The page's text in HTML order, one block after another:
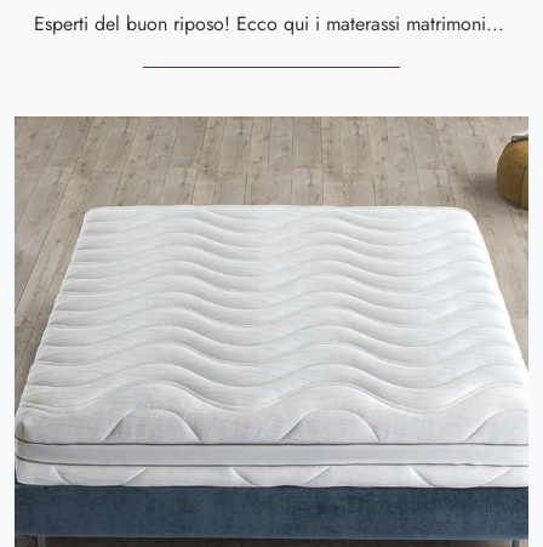
Esperti del buon riposo! Ecco qui i materassi matrimoniali hybrid di Altaflex: clicca e scopri di più sul modello Melissa.